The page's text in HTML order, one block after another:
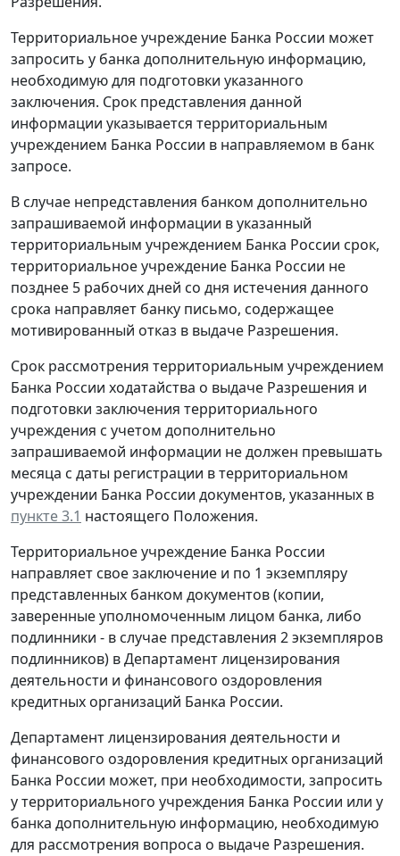
Территориальное учреждение Банка России может
запросить у банка дополнительную информацию,
необходимую для подготовки указанного
заключения. Срок представления данной
информации указывается территориальным
учреждением Банка России в направляемом в банк
запросе.
В случае непредставления банком дополнительно
запрашиваемой информации в указанный
территориальным учреждением Банка России срок,
территориальное учреждение Банка России не
позднее 5 рабочих дней со дня истечения данного
срока направляет банку письмо, содержащее
мотивированный отказ в выдаче Разрешения.
Срок рассмотрения территориальным учреждением
Банка России ходатайства о выдаче Разрешения и
подготовки заключения территориального
учреждения с учетом дополнительно
запрашиваемой информации не должен превышать
месяца с даты регистрации в территориальном
учреждении Банка России документов, указанных в
пункте 3.1 настоящего Положения.
Территориальное учреждение Банка России
направляет свое заключение и по 1 экземпляру
представленных банком документов (копии,
заверенные уполномоченным лицом банка, либо
подлинники - в случае представления 2 экземпляров
подлинников) в Департамент лицензирования
деятельности и финансового оздоровления
кредитных организаций Банка России.
Департамент лицензирования деятельности и
финансового оздоровления кредитных организаций
Банка России может, при необходимости, запросить
у территориального учреждения Банка России или у
банка дополнительную информацию, необходимую
для рассмотрения вопроса о выдаче Разрешения.